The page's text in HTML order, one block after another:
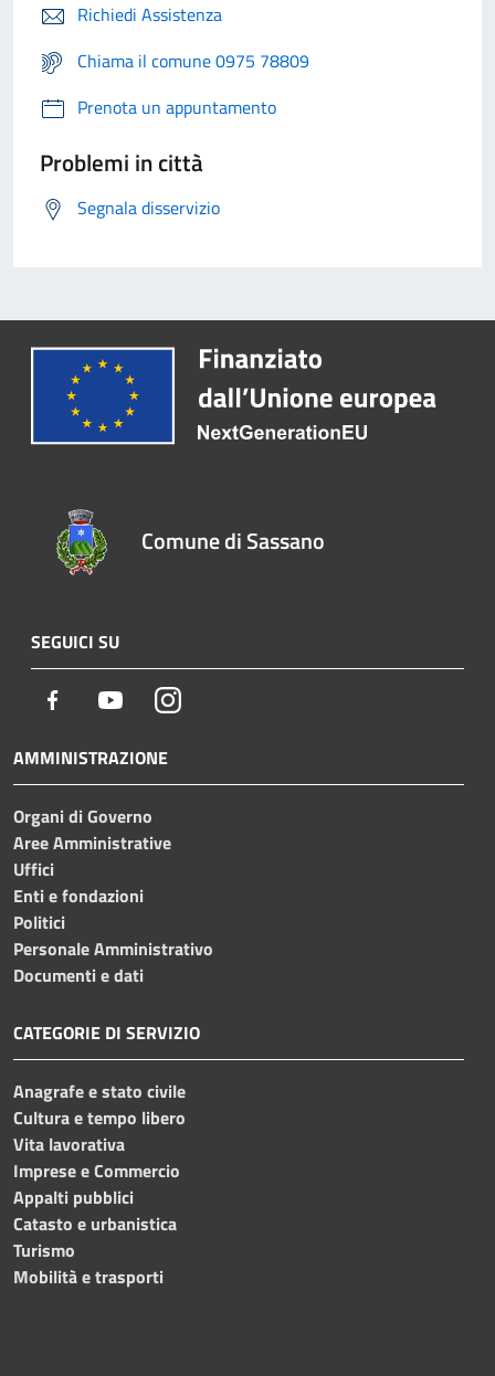
Richiedi Assistenza
Chiama il comune 0975 78809
Prenota un appuntamento
Problemi in città
Segnala disservizio
Comune di Sassano
SEGUICI SU
Facebook YoutubeInstagram
AMMINISTRAZIONE
Organi di Governo
Aree Amministrative
Uffici
Enti e fondazioni
Politici
Personale Amministrativo
Documenti e dati
CATEGORIE DI SERVIZIO
Anagrafe e stato civile
Cultura e tempo libero
Vita lavorativa
Imprese e Commercio
Appalti pubblici
Catasto e urbanistica
Turismo
Mobilità e trasporti